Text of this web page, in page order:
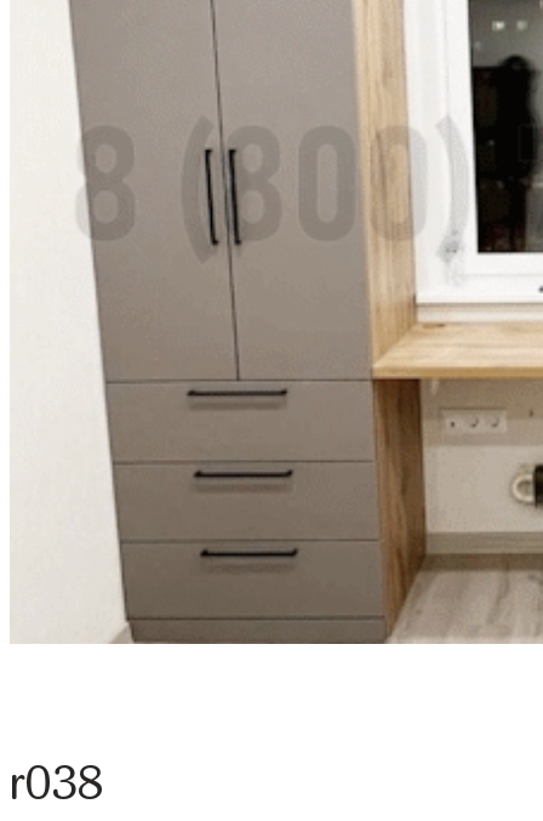
r038